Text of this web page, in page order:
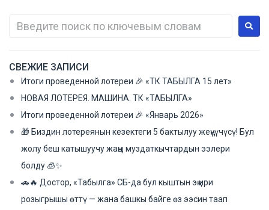
СВЕЖИЕ ЗАПИСИ
Итоги проведенной лотереи 🎉 «ТК ТАБЫЛГА 15 лет»
НОВАЯ ЛОТЕРЕЯ. МАШИНА. ТК «ТАБЫЛГА»​
Итоги проведенной лотереи 🎉 «Январь 2026»
🎁 Биздин лотереянын кезектеги 5 бактылуу жеңүүчүсү! Бул
жолу беш катышуучу жаңы муздаткычтардын ээлери
болду 🧊✨
🚗🔥 Достор, «Табылга» СБ-да бул кыштын эң ири
розыгрышы өттү — жана башкы байге өз ээсин таап